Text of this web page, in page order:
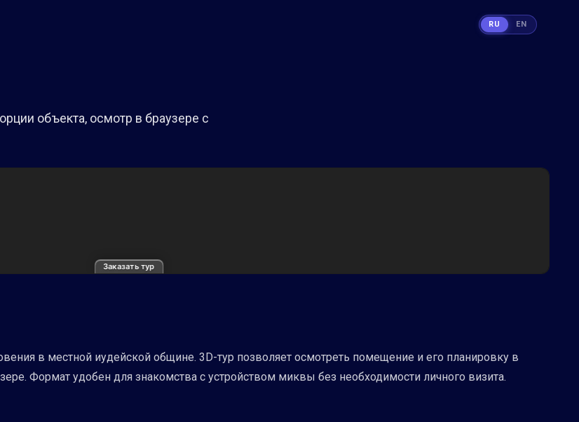
объекта, осмотр в браузере с
Заказать тур
в местной иудейской общине. 3D-тур позволяет осмотреть помещение и его планировку в
Формат удобен для знакомства с устройством миквы без необходимости личного визита.
RU EN